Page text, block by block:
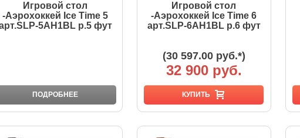
Игровой стол
-Аэрохоккей Ice Time 5
5AH1BL р.5 фут
ПОДРОБНЕЕ
Игровой стол
-Аэрохоккей Ice Time 6
арт.SLP-6AH1BL р.6 фут
(30 597.00 руб.*)
32 900 руб.
КУПИТЬ